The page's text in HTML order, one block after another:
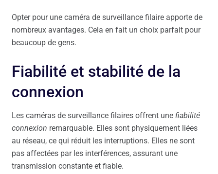
Opter pour une caméra de surveillance filaire apporte de
nombreux avantages. Cela en fait un choix parfait pour
beaucoup de gens.
Fiabilité et stabilité de la
connexion
Les caméras de surveillance filaires offrent une fiabilité
connexion remarquable. Elles sont physiquement liées
au réseau, ce qui réduit les interruptions. Elles ne sont
pas affectées par les interférences, assurant une
transmission constante et fiable.